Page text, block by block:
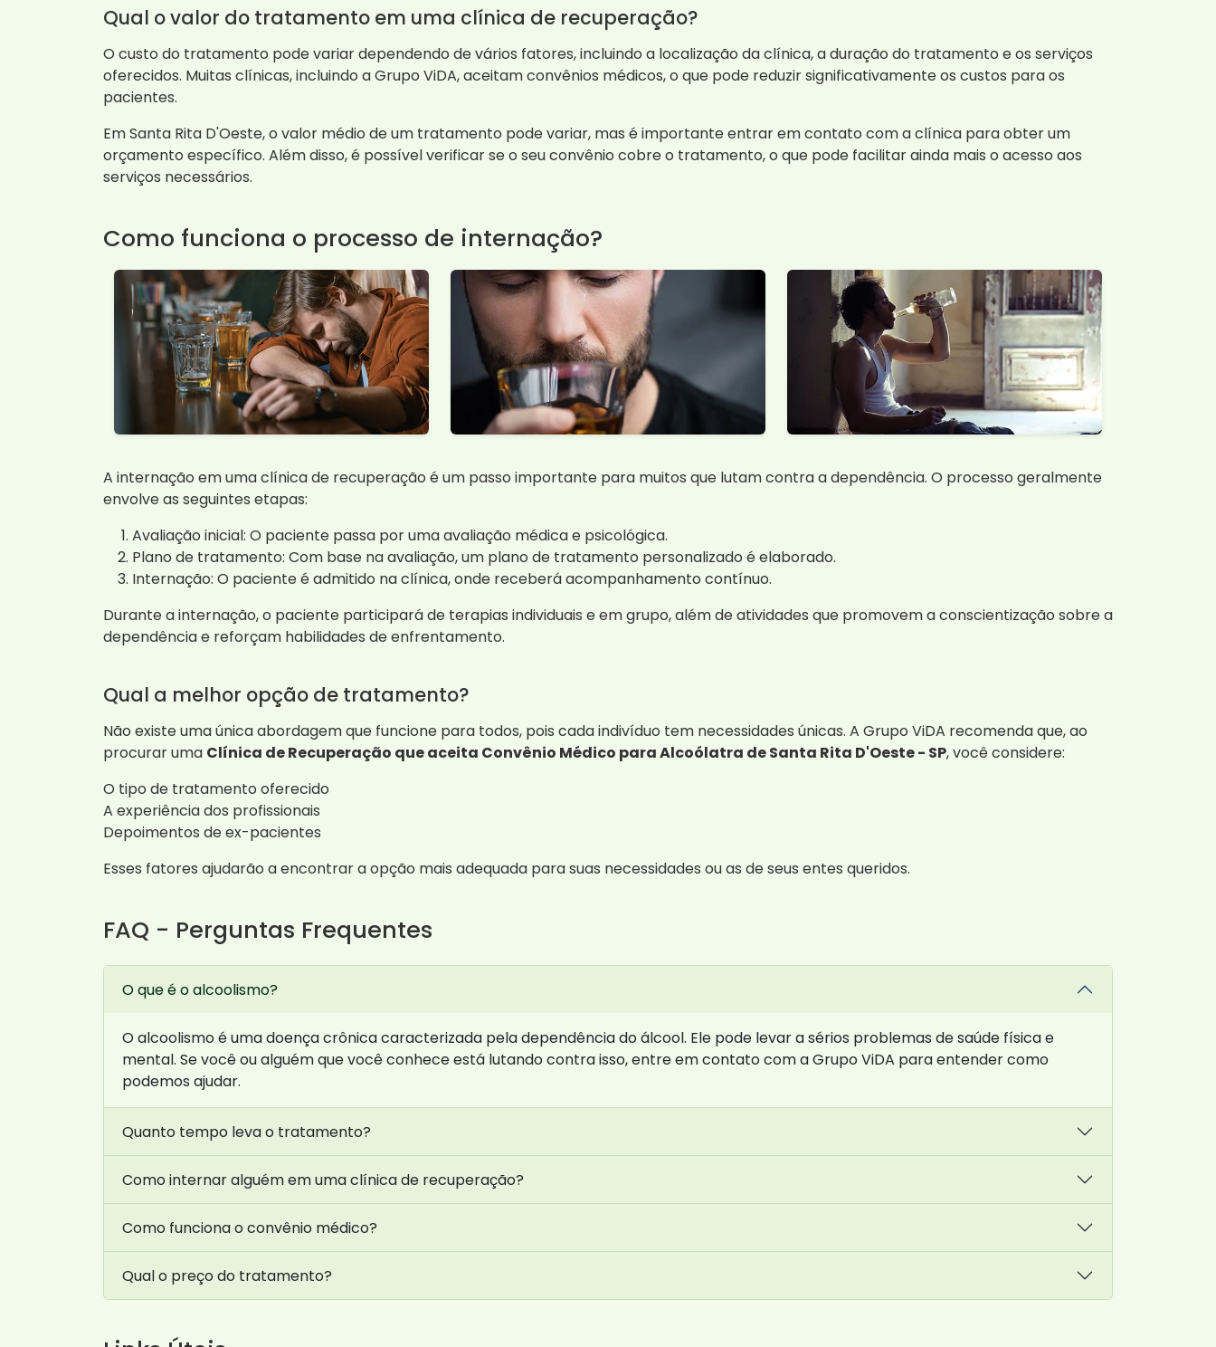
Qual o valor do tratamento em uma clínica de recuperação?
O custo do tratamento pode variar dependendo de vários fatores, incluindo a localização da clínica, a duração do tratamento e os serviços
oferecidos. Muitas clínicas, incluindo a Grupo ViDA, aceitam convênios médicos, o que pode reduzir significativamente os custos para os
pacientes.
Em Santa Rita D'Oeste, o valor médio de um tratamento pode variar, mas é importante entrar em contato com a clínica para obter um
orçamento específico. Além disso, é possível verificar se o seu convênio cobre o tratamento, o que pode facilitar ainda mais o acesso aos
serviços necessários.
Como funciona o processo de internação?
A internação em uma clínica de recuperação é um passo importante para muitos que lutam contra a dependência. O processo geralmente
envolve as seguintes etapas:
Avaliação inicial: O paciente passa por uma avaliação médica e psicológica.
Plano de tratamento: Com base na avaliação, um plano de tratamento personalizado é elaborado.
Internação: O paciente é admitido na clínica, onde receberá acompanhamento contínuo.
Durante a internação, o paciente participará de terapias individuais e em grupo, além de atividades que promovem a conscientização sobre a
dependência e reforçam habilidades de enfrentamento.
Qual a melhor opção de tratamento?
Não existe uma única abordagem que funcione para todos, pois cada indivíduo tem necessidades únicas. A Grupo ViDA recomenda que, ao
procurar uma Clínica de Recuperação que aceita Convênio Médico para Alcoólatra de Santa Rita D'Oeste - SP, você considere:
O tipo de tratamento oferecido
A experiência dos profissionais
Depoimentos de ex-pacientes
Esses fatores ajudarão a encontrar a opção mais adequada para suas necessidades ou as de seus entes queridos.
FAQ - Perguntas Frequentes
O que é o alcoolismo?
O alcoolismo é uma doença crônica caracterizada pela dependência do álcool. Ele pode levar a sérios problemas de saúde física e
mental. Se você ou alguém que você conhece está lutando contra isso, entre em contato com a Grupo ViDA para entender como
podemos ajudar.
Quanto tempo leva o tratamento?
Como internar alguém em uma clínica de recuperação?
Como funciona o convênio médico?
Qual o preço do tratamento?